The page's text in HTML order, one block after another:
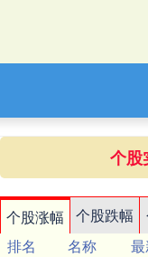
个股
个股涨幅 个股跌幅
排名
名称